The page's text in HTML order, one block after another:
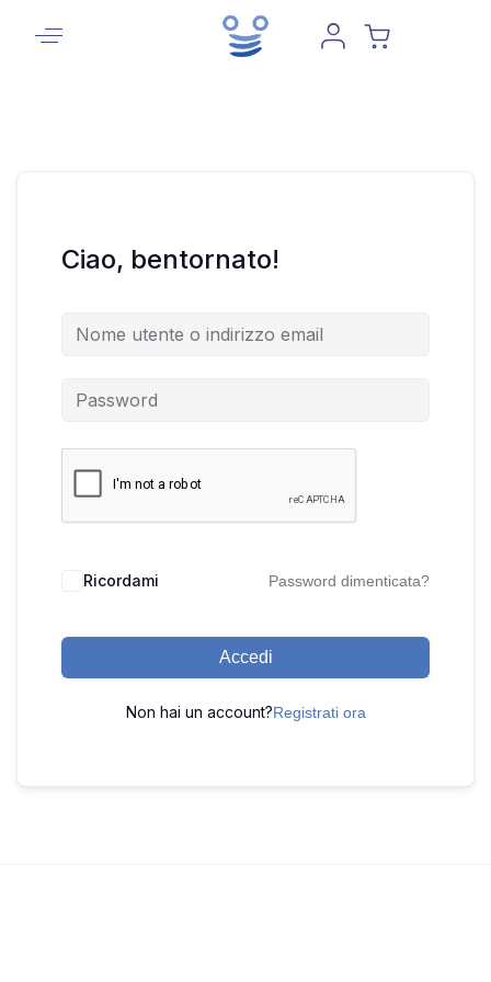
Ciao, bentornato!
Ricordami Password dimenticata?
Accedi
Non hai un account?Registrati ora